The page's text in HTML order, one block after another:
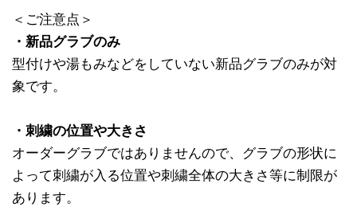
＜ご注意点＞
・新品グラブのみ
型付けや湯もみなどをしていない新品グラブのみが対
象です。
・刺繍の位置や大きさ
オーダーグラブではありませんので、グラブの形状に
よって刺繍が入る位置や刺繍全体の大きさ等に制限が
あります。